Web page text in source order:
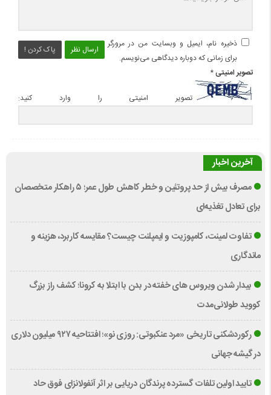
ارسال نظر پاک کردن !
ذخیره نام، ایمیل و وبسایت من در مرورگر
برای زمانی که دوباره دیدگاهی می‌نویسم.
تصویر امنیتی*
تصویر امنیتی را وارد کنید:
آخرین اخبار
مصرف بیش از حد پروتئین و خطر کاهش طول عمر؛ ۵ راهکار متخصصان
برای تعادل تغذیه‌ای
تفاوت لمینت، کامپوزیت و ایمپلنت چیست؟ مقایسه کاربرد، هزینه و
ماندگاری
بیدار شدن ویروس‌ های خفته در بدن با ابتلا به کرونا؛ کشف راز بزرگ
کووید طولانی‌مدت
رکوردشکنی تاریخی «مرد عنکبوتی: روزی نو»؛ افتتاحیه ۹۲۷ میلیون دلاری
در گیشه جهانی
تایید اولین تلفات گسترده پرندگان دریایی بر اثر آنفولانزای فوق حاد